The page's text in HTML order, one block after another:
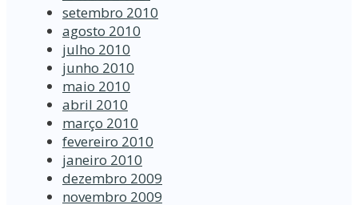
setembro 2010
agosto 2010
julho 2010
junho 2010
maio 2010
abril 2010
março 2010
fevereiro 2010
janeiro 2010
dezembro 2009
novembro 2009